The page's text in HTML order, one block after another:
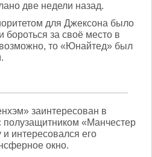
две недели назад.
для Джексона было
бороться за своё место в
то «Юнайтед» был
заинтересован в
полузащитником «Манчестер
интересовался его
окно.